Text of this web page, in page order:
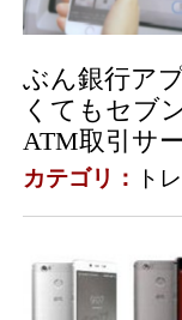
ぶん銀行ア
くてもセブ
ATM取引サ
カテゴリ： ト